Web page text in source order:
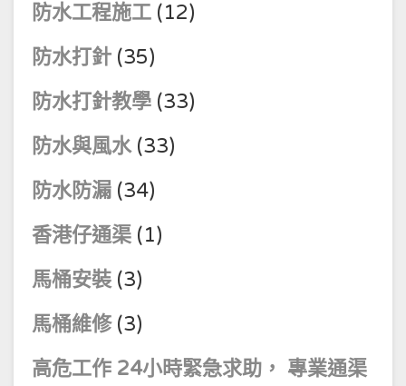
防水工程施工 (12)
防水打針 (35)
防水打針教學 (33)
防水與風水(33)
防水防漏 (34)
香港仔通渠 (1)
馬桶安裝 (3)
馬桶維修(3)
高危工作 24小時緊急求助， 專業通渠